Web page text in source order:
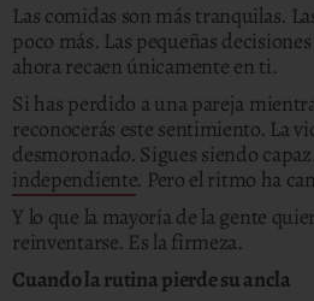
Las comidas son más tranquilas.
poco más. Las pequeñas
ahora recaen únicamente en ti.
Si has perdido a una pareja
reconocerás este sentimiento. La
desmoronado. Sigues siendo
independiente. Pero el ritmo ha
Y lo que la mayoría de la gente
reinventarse. Es la firmeza.
Cuando la rutina pierde su ancla